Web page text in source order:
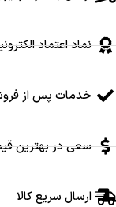
نماد اعتماد
خدمات پس از
سعی در بهترین
ارسال سریع کالا